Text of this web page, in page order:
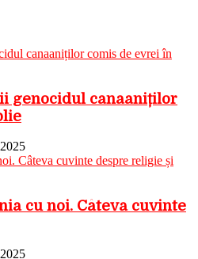
genocidul canaaniților
cu noi. Câteva cuvinte